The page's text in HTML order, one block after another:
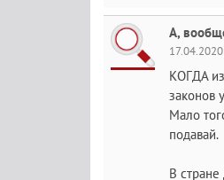
А,
КОГДА
законов
Мало
подавай.
В